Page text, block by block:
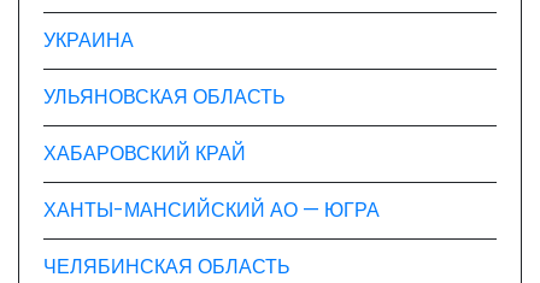
УКРАИНА
УЛЬЯНОВСКАЯ ОБЛАСТЬ
ХАБАРОВСКИЙ КРАЙ
ХАНТЫ-МАНСИЙСКИЙ АО — ЮГРА
ЧЕЛЯБИНСКАЯ ОБЛАСТЬ